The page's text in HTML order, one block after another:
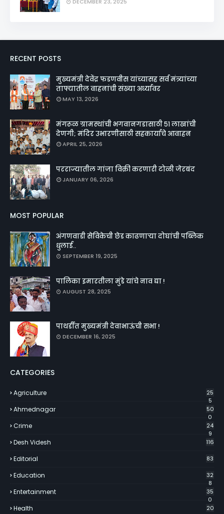
RECENT POSTS
मुख्यमंत्री देवेंद्र फडणवीस यांच्यासह सर्व मंत्र्यांच्या
ताफ्यातील वाहनांची संख्या अर्ध्यावर
MAY 13, 2026
मंगरूळ ग्रामस्थांची भगवानगडासाठी ५१ लाखांची
देणगी; मंदिर उभारणीसाठी सहकार्याचे आवाहन
APRIL 25, 2026
परराज्यातील गांजा विक्री करणारी टोळी जेरबंद
JANUARY 06, 2026
MOST POPULAR
अंगणवाडी सेविकेची छेड काढणाऱ्या दोघांची पब्लिक
धुलाई..
SEPTEMBER 19, 2025
पालिका इमारतीला मुंडे यांचे नाव द्या !
AUGUST 28, 2025
पाथर्डीत मुख्यमंत्री देवाभाऊंची सभा !
DECEMBER 16, 2025
CATEGORIES
Agriculture
25
5
Ahmednagar
50
0
Crime
24
9
Desh Videsh 116
Editorial 83
Education
32
8
Entertainment
35
0
Health
20